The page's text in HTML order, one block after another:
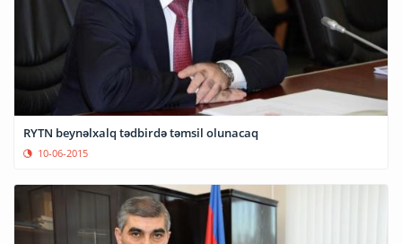
RYTN beynəlxalq tədbirdə təmsil olunacaq
10-06-2015